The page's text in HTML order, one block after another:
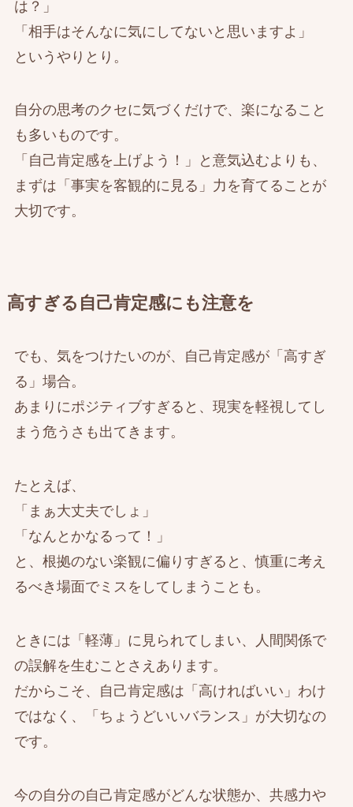
は？」
「相手はそんなに気にしてないと思いますよ」
というやりとり。
自分の思考のクセに気づくだけで、楽になること
も多いものです。
「自己肯定感を上げよう！」と意気込むよりも、
まずは「事実を客観的に見る」力を育てることが
大切です。
高すぎる自己肯定感にも注意を
でも、気をつけたいのが、自己肯定感が「高すぎ
る」場合。
あまりにポジティブすぎると、現実を軽視してし
まう危うさも出てきます。
たとえば、
「まぁ大丈夫でしょ」
「なんとかなるって！」
と、根拠のない楽観に偏りすぎると、慎重に考え
るべき場面でミスをしてしまうことも。
ときには「軽薄」に見られてしまい、人間関係で
の誤解を生むことさえあります。
だからこそ、自己肯定感は「高ければいい」わけ
ではなく、「ちょうどいいバランス」が大切なの
です。
今の自分の自己肯定感がどんな状態か、共感力や